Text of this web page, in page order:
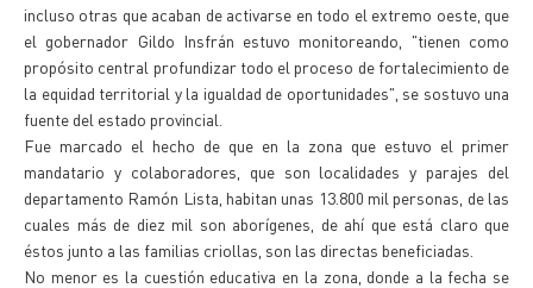
incluso otras que acaban de activarse en todo el extremo oeste, que
el gobernador Gildo Insfrán estuvo monitoreando, "tienen como
propósito central profundizar todo el proceso de fortalecimiento de
la equidad territorial y la igualdad de oportunidades", se sostuvo una
fuente del estado provincial.
Fue marcado el hecho de que en la zona que estuvo el primer
mandatario y colaboradores, que son localidades y parajes del
departamento Ramón Lista, habitan unas 13.800 mil personas, de las
cuales más de diez mil son aborígenes, de ahí que está claro que
éstos junto a las familias criollas, son las directas beneficiadas.
No menor es la cuestión educativa en la zona, donde a la fecha se